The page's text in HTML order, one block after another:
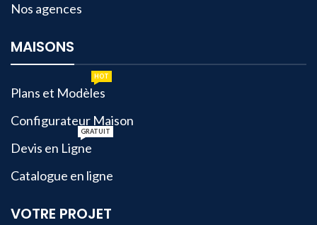
Nos agences
MAISONS
Plans et Modèles
HOT
Configurateur Maison
Devis en Ligne
GRATUIT
Catalogue en ligne
VOTRE PROJET